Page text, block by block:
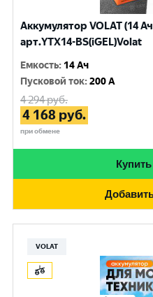
Аккумулятор VOLAT (14
арт.YTX14-BS(iGEL)Volat
Емкость: 14 Ач
Пусковой ток:200 A
4 294руб.
4 168 руб.
при обмене
VOLAT